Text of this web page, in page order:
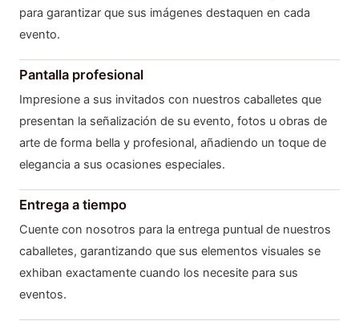
para garantizar que sus imágenes destaquen en cada
evento.
Pantalla profesional
Impresione a sus invitados con nuestros caballetes que
presentan la señalización de su evento, fotos u obras de
arte de forma bella y profesional, añadiendo un toque de
elegancia a sus ocasiones especiales.
Entrega a tiempo
Cuente con nosotros para la entrega puntual de nuestros
caballetes, garantizando que sus elementos visuales se
exhiban exactamente cuando los necesite para sus
eventos.